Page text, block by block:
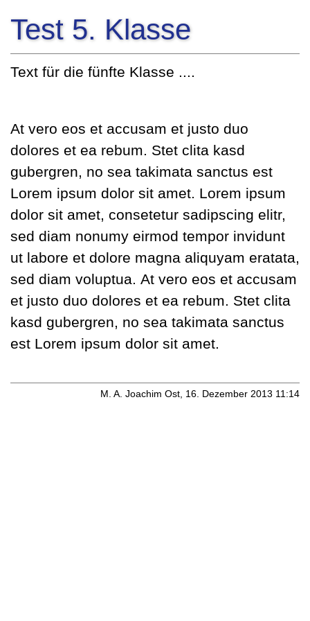
Test 5. Klasse
Text für die fünfte Klasse ....
At vero eos et accusam et justo duo
dolores et ea rebum. Stet clita kasd
gubergren, no sea takimata sanctus est
Lorem ipsum dolor sit amet. Lorem ipsum
dolor sit amet, consetetur sadipscing elitr,
sed diam nonumy eirmod tempor invidunt
ut labore et dolore magna aliquyam eratata,
sed diam voluptua. At vero eos et accusam
et justo duo dolores et ea rebum. Stet clita
kasd gubergren, no sea takimata sanctus
est Lorem ipsum dolor sit amet.
M. A. Joachim Ost, 16. Dezember 2013 11:14